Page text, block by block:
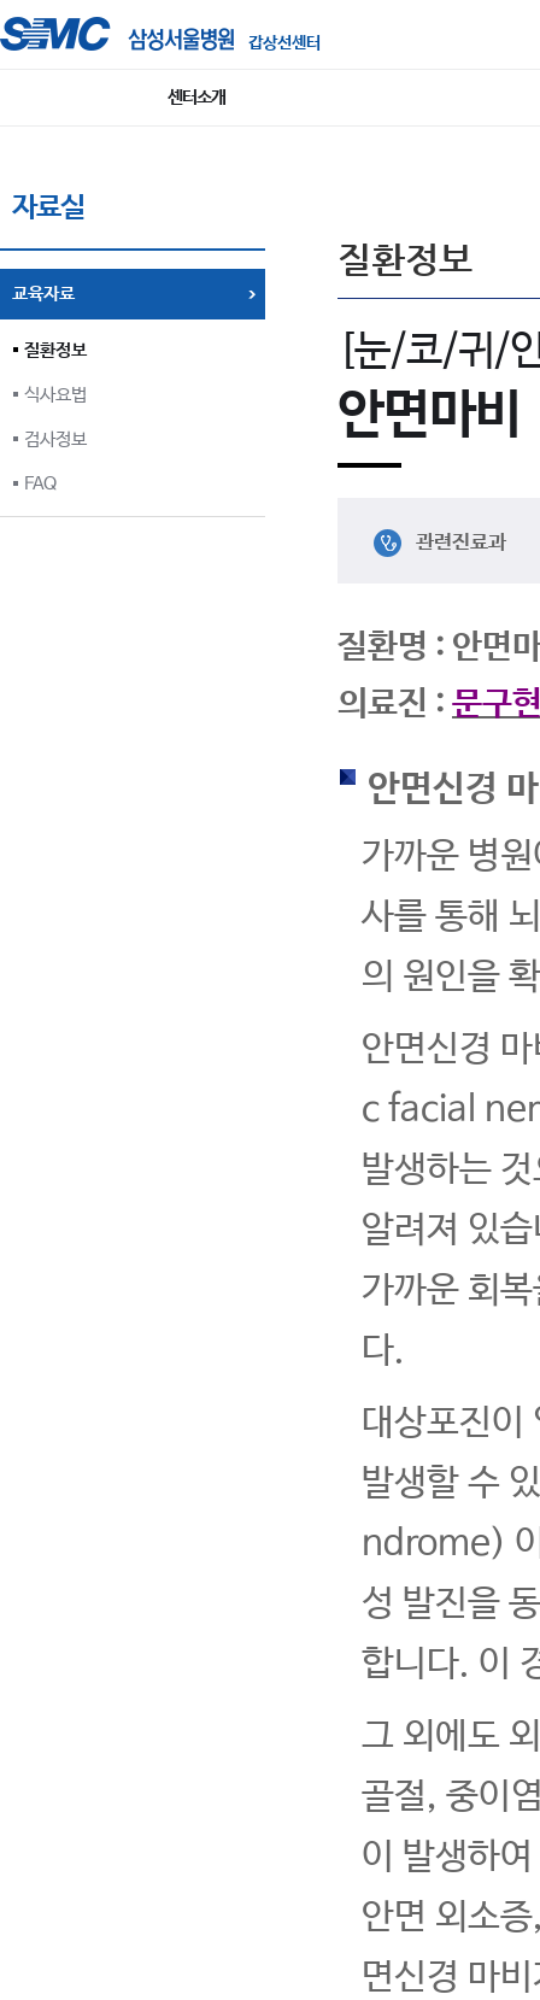
갑상선센터
센터소개
자료실
교육자료
질환정보
식사요법
검사정보
FAQ
질환정보
[눈/코/귀/
안면마비
관련진료과
질환명 : 안면
의료진 : 문구
안면신경
가까운 병
사를 통해
의 원인을
안면신경
c facial
발생하는
알려져 있
가까운 회
다.
대상포진이
발생할 수
ndrome)
성 발진을
합니다. 이
그 외에도
골절, 중이
이 발생하
안면 외소
면신경 마